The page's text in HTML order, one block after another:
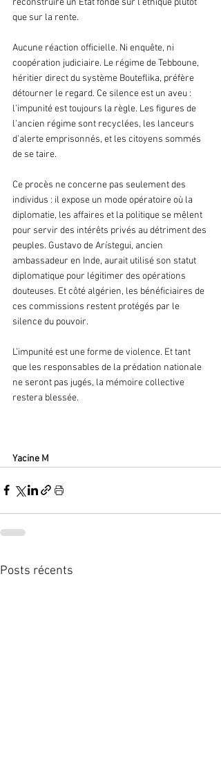
que sur la rente.
Aucune réaction officielle. Ni enquête, ni
coopération judiciaire. Le régime de Tebboune,
héritier direct du système Bouteflika, préfère
détourner le regard. Ce silence est un aveu :
l’impunité est toujours la règle. Les figures de
l’ancien régime sont recyclées, les lanceurs
d’alerte emprisonnés, et les citoyens sommés
de se taire.
Ce procès ne concerne pas seulement des
individus : il expose un mode opératoire où la
diplomatie, les affaires et la politique se mêlent
pour servir des intérêts privés au détriment des
peuples. Gustavo de Arístegui, ancien
ambassadeur en Inde, aurait utilisé son statut
diplomatique pour légitimer des opérations
douteuses. Et côté algérien, les bénéficiaires de
ces commissions restent protégés par le
silence du pouvoir.
L’impunité est une forme de violence. Et tant
que les responsables de la prédation nationale
ne seront pas jugés, la mémoire collective
restera blessée.
Yacine M
Posts récents